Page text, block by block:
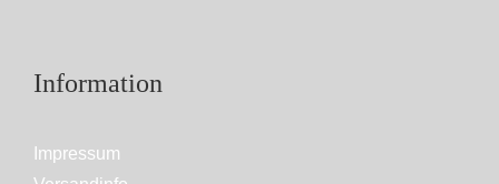
Information
Impressum